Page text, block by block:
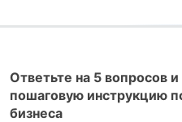
Ответьте на 5 вопросов
пошаговую инструкцию
бизнеса